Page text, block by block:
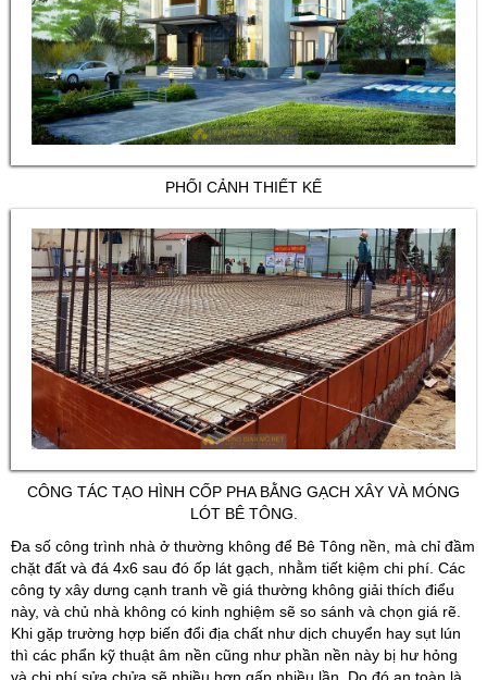
PHỐI CẢNH THIẾT KẾ
CÔNG TÁC TẠO HÌNH CỐP PHA BẰNG GẠCH XÂY VÀ MÓNG
LÓT BÊ TÔNG.
Đa số công trình nhà ở thường không để Bê Tông nền, mà chỉ đầm
chặt đất và đá 4x6 sau đó ốp lát gạch, nhằm tiết kiệm chi phí. Các
công ty xây dưng cạnh tranh về giá thường không giải thích điểu
này, và chủ nhà không có kinh nghiệm sẽ so sánh và chọn giá rẽ.
Khi gặp trường hợp biến đổi địa chất như dịch chuyển hay sụt lún
thì các phẩn kỹ thuật âm nền cũng như phần nền này bị hư hỏng
và chi phí sửa chửa sẽ nhiều hơn gấp nhiều lần. Do đó an toàn là